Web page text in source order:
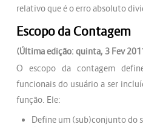
relativo que é o erro absoluto
Escopo da Contagem
(Última edição: quinta, 3 Fev
O escopo da contagem
funcionais do usuário a ser
função. Ele:
Define um (sub)conjunto do